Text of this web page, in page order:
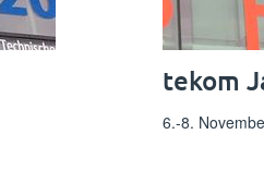
tekom
6.-8.